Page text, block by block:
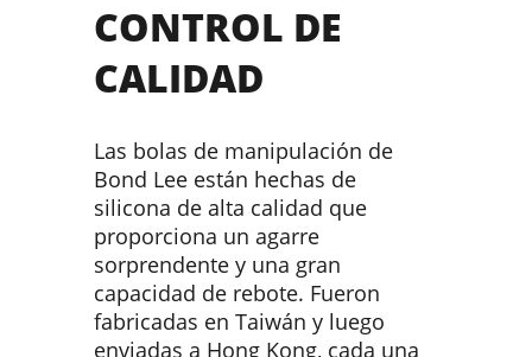
CONTROL DE
CALIDAD
Las bolas de manipulación de
Bond Lee están hechas de
silicona de alta calidad que
proporciona un agarre
sorprendente y una gran
capacidad de rebote. Fueron
fabricadas en Taiwán y luego
enviadas a Hong Kong, cada una